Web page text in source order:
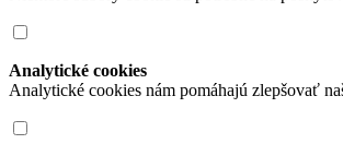
Analytické cookies
Analytické cookies nám pomáhajú zlepšovať